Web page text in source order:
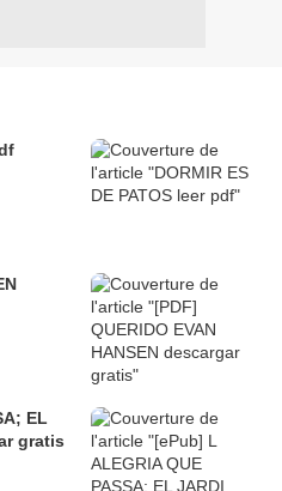
EL
gratis